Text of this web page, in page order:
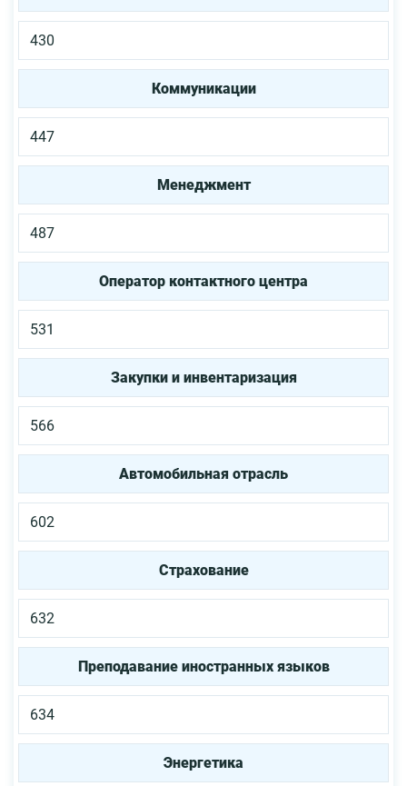
430
Коммуникации
447
Менеджмент
487
Оператор контактного центра
531
Закупки и инвентаризация
566
Автомобильная отрасль
602
Страхование
632
Преподавание иностранных языков
634
Энергетика